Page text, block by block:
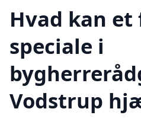
Hvad kan
speciale i
Vodstrup